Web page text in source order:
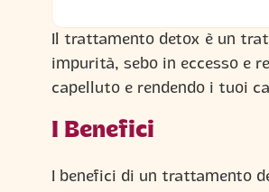
Il trattamento detox è un
impurità, sebo in eccesso e
capelluto e rendendo i tuoi
I Benefici
I benefici di un trattamento